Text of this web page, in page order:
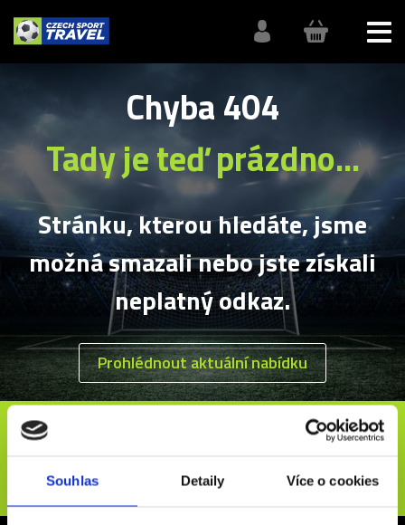
Souhlas Detaily Více o cookies
Chyba 404
Tady je teď prázdno...
Stránku, kterou hledáte, jsme
možná smazali nebo jste získali
neplatný odkaz.
Prohlédnout aktuální nabídku
ODESLAT